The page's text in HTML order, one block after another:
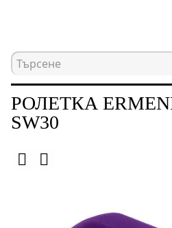
Начална страница
РОЛЕТКА
SW30